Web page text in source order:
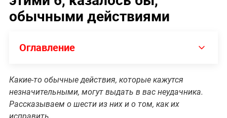
обычными действиями
Оглавление
Какие-то обычные действия, которые кажутся
незначительными, могут выдать в вас неудачника.
Рассказываем о шести из них и о том, как их